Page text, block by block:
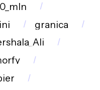
granica